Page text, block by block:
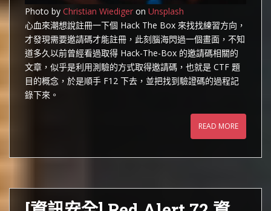
Photo by Christian Wiediger on Unsplash
心血來潮想說註冊一下個 Hack The Box 來找找練習方向，
才發現需要邀請碼才能註冊，此刻腦海閃過一個畫面，不知
道多久以前曾經看過取得 Hack-The-Box 的邀請碼相關的
文章，似乎是利用測驗的方式取得邀請碼，也就是 CTF 題
目的概念，於是順手 F12 下去，並把找到驗證碼的過程記
錄下來。
READ MORE